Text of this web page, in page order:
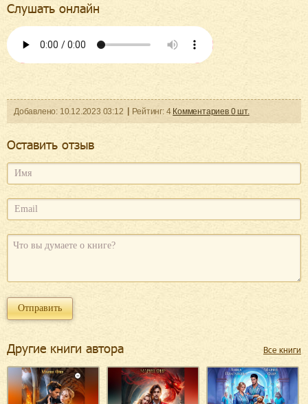
Слушать онлайн
Добавленo: 10.12.2023 03:12 Рейтинг: 4 Комментариев 0шт.
Оcтавить отзыв
Другие книги автора Все книги